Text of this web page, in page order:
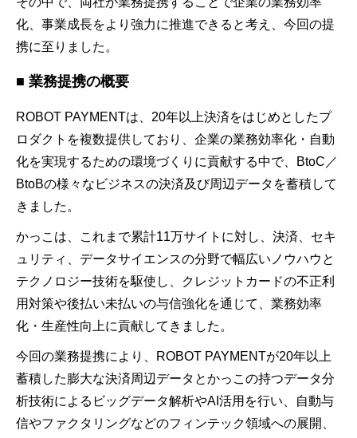
化、事業成長をより強力に推進できると考え、今回の提
携に至りました。
■ 業務提携の概要
ROBOT PAYMENTは、20年以上決済をはじめとしたプ
ロダクトを複数提供しており、企業の業務効率化・自動
化を実現するための環境づくりに貢献する中で、BtoC／
BtoBの様々なビジネスの決済及び周辺データを蓄積して
きました。
かっこは、これまで累計11万サイトに対し、決済、セキ
ュリティ、データサイエンスの分野で幅広いノウハウと
テクノロジー技術を駆使し、クレジットカードの不正利
用対策や後払い未払いの与信強化を通じて、業務効率
化・生産性向上に貢献してきました。
今回の業務提携により、ROBOT PAYMENTが20年以上
蓄積した膨大な決済周辺データとかっこの持つデータ分
析技術によるビッグデータ解析やAI活用を行い、自動与
信やファクタリングなどのフィンテック領域への展開、